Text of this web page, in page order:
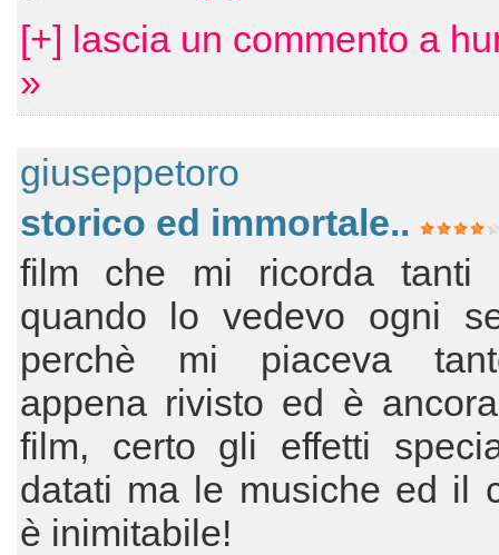
[+] lascia un commento a
»
giuseppetoro
storico ed immortale..
film che mi ricorda tanti
quando lo vedevo ogni
perchè mi piaceva
appena rivisto ed è
film, certo gli effetti
datati ma le musiche ed il
è inimitabile!